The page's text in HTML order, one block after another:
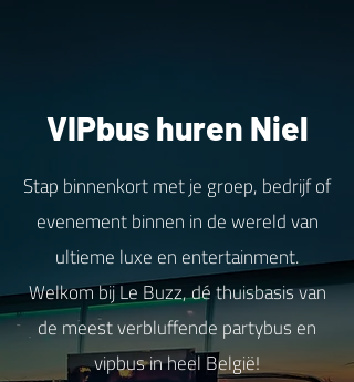
VIPbus huren Niel
Stap binnenkort met je groep, bedrijf of
evenement binnen in de wereld van
ultieme luxe en entertainment.
Welkom bij Le Buzz, dé thuisbasis van
de meest verbluffende partybus en
vipbus in heel België!